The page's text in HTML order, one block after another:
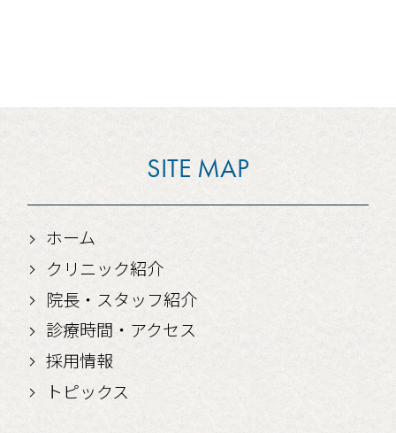
SITE MAP
ホーム
クリニック紹介
院長・スタッフ紹介
診療時間・アクセス
採用情報
トピックス